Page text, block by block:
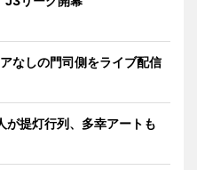
なしの門司側をライブ配信
提灯行列、多幸アートも